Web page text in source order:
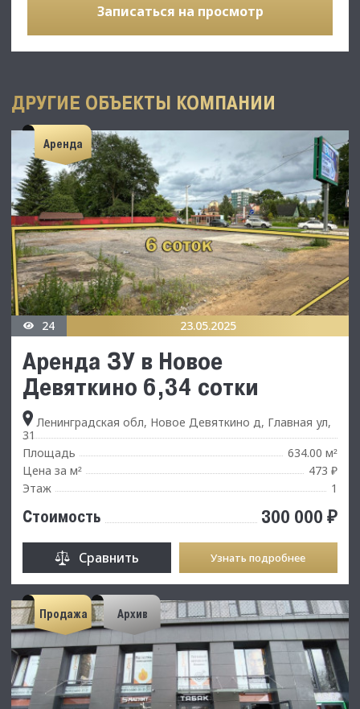
Записаться на просмотр
ДРУГИЕ ОБЪЕКТЫ КОМПАНИИ
Аренда
24 23.05.2025
Аренда ЗУ в Новое
Девяткино 6,34 сотки
Ленинградская обл, Новое Девяткино д, Главная ул,
31
Площадь
634.00 м²
Цена за м²
473 ₽
Этаж
1
Стоимость 300 000 ₽
Сравнить Узнать подробнее
Продажа Архив